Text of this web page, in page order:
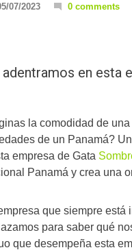
07/2023 0 comments
en esta
la comodidad de
de un Panamá?
empresa de Gata
Panamá y crea una
que siempre está
para saber qué
que desempeña esta